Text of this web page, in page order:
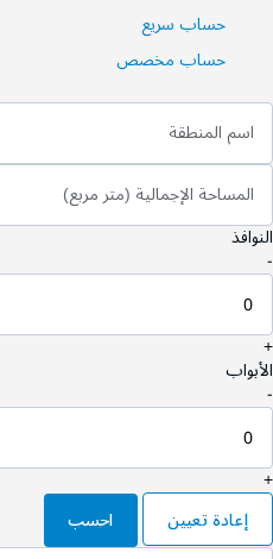
حساب سريع
حساب مخصص
اسم المنطقة
المساحة الإجمالية (متر مربع)
النوافذ
-
+
الأبواب
-
+
إعادة تعيين
احسب